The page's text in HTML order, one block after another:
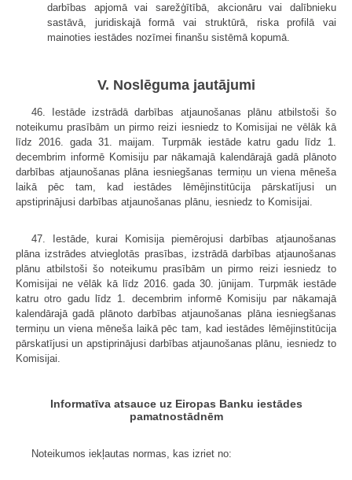
darbības apjomā vai sarežģītībā, akcionāru vai dalībnieku
sastāvā, juridiskajā formā vai struktūrā, riska profilā vai
mainoties iestādes nozīmei finanšu sistēmā kopumā.
V. Noslēguma jautājumi
46. Iestāde izstrādā darbības atjaunošanas plānu atbilstoši šo
noteikumu prasībām un pirmo reizi iesniedz to Komisijai ne vēlāk kā
līdz 2016. gada 31. maijam. Turpmāk iestāde katru gadu līdz 1.
decembrim informē Komisiju par nākamajā kalendārajā gadā plānoto
darbības atjaunošanas plāna iesniegšanas termiņu un viena mēneša
laikā pēc tam, kad iestādes lēmējinstitūcija pārskatījusi un
apstiprinājusi darbības atjaunošanas plānu, iesniedz to Komisijai.
47. Iestāde, kurai Komisija piemērojusi darbības atjaunošanas
plāna izstrādes atvieglotās prasības, izstrādā darbības atjaunošanas
plānu atbilstoši šo noteikumu prasībām un pirmo reizi iesniedz to
Komisijai ne vēlāk kā līdz 2016. gada 30. jūnijam. Turpmāk iestāde
katru otro gadu līdz 1. decembrim informē Komisiju par nākamajā
kalendārajā gadā plānoto darbības atjaunošanas plāna iesniegšanas
termiņu un viena mēneša laikā pēc tam, kad iestādes lēmējinstitūcija
pārskatījusi un apstiprinājusi darbības atjaunošanas plānu, iesniedz to
Komisijai.
Informatīva atsauce uz Eiropas Banku iestādes
pamatnostādnēm
Noteikumos iekļautas normas, kas izriet no: